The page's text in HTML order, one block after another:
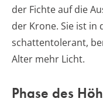
der Fichte auf die
der Krone. Sie ist in
schattentolerant,
Alter mehr Licht.
Phase des